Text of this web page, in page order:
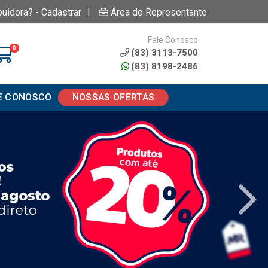
- Cadastrar | Área do Representante
0
Fale Conosco
(83) 3113-7500
(83) 8198-2486
CONOSCO NOSSAS OFERTAS